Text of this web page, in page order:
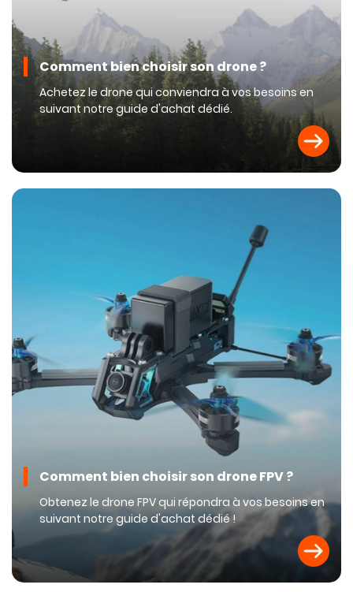
Comment bien choisir son drone ?
Achetez le drone qui conviendra à vos besoins en
suivant notre guide d'achat dédié.
Comment bien choisir son drone FPV ?
Obtenez le drone FPV qui répondra à vos besoins en
suivant notre guide d'achat dédié !